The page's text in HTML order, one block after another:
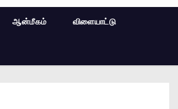
ஆன்மீகம் விளையாட்டு